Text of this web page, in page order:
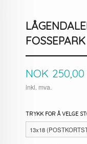
FOSSEPARK
Pris
NOK 250,00
inkl. mva.
TRYKK FOR Å VELGE